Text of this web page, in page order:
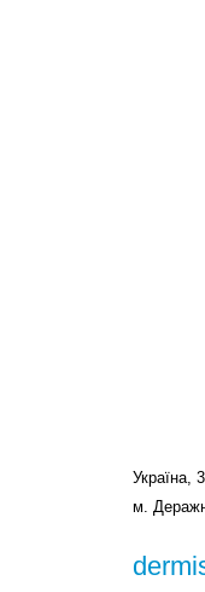
Україна,
м.